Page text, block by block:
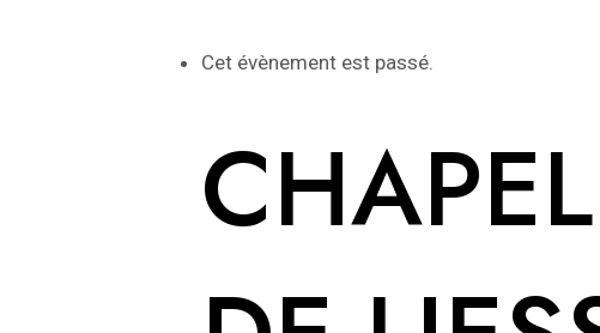
Cet évènement est passé.